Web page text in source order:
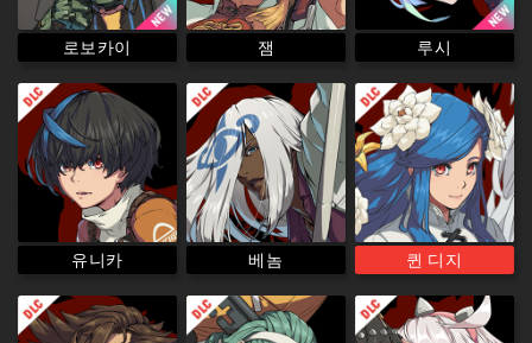
로보카이 잼 루시
유니카 베놈 퀸 디지